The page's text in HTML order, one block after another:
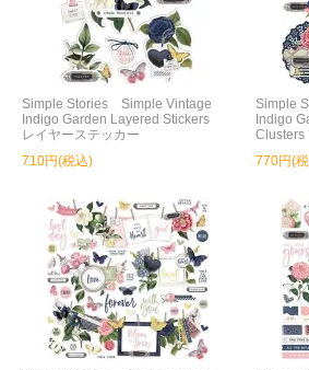
Simple Stories Simple Vintage
Indigo Garden Layered Stickers
レイヤーステッカー
710円(税込)
Simple
Indigo
770円(